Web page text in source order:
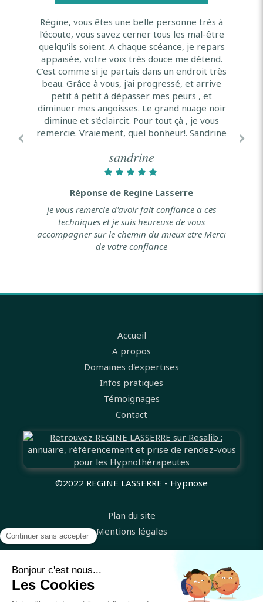
Je suis suivie depuis plusieurs années par
Régine Lasserre, les résultats sont positifs et
m'apportent un bien-être incroyable. C'est une
personne solaire, douce, accueillante, pleine de
bienveillance. Je la recommande vivement.
Merci d'améliorer ma vie.
Christine
mille mercis de votre confiance
Madame Lasserre Est une petite étoile
bienveillante ,à l écoute Vous aide à mettre des
mots sur un mal être ,cerne bien la personne
que vous êtes Entièrement confiance pour son
écoute ,sa valeur du travail bien cerné et vous
apporte un mieux être . Il y a rien à craindre
dans ce soin vous ne pouvez que trouver du
bonheur Merci merci et encore merci
Dany
Réponse de Regine Lasserre
accompagner et apaiser les douleurs ..un chemin
fait dans la confiance mutuelle. Merci à vous
Régine, vous êtes une belle personne très à
l'écoute, vous savez cerner tous les mal-être
quelqu'ils soient. A chaque scéance, je repars
appaisée, votre voix très douce me détend.
C'est comme si je partais dans un endroit très
beau. Grâce à vous, j'ai progressé, et arrive
petit à petit à dépasser mes peurs , et
diminuer mes angoisses. Le grand nuage noir
diminue et s'éclaircit. Pour tout çà , je vous
remercie. Vraiement, quel bonheur!. Sandrine
sandrine
Réponse de Regine Lasserre
je vous remercie d'avoir fait confiance a ces
techniques et je suis heureuse de vous
accompagner sur le chemin du mieux etre Merci
de votre confiance
Accueil
A propos
Domaines d'expertises
Infos pratiques
Témoignages
Contact
©2022 REGINE LASSERRE - Hypnose
Plan du site
Mentions légales
Conditions Générales de Service